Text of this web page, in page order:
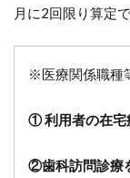
時
カ
フ
レ
加
月に2回限り算定で
※医療関係職種
① 利用者の在宅
②歯科訪問診療